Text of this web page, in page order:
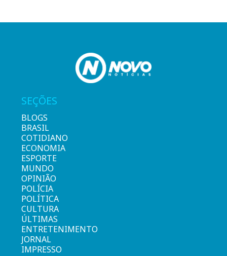
SEÇÕES
BLOGS
BRASIL
COTIDIANO
ECONOMIA
ESPORTE
MUNDO
OPINIÃO
POLÍCIA
POLÍTICA
CULTURA
ÚLTIMAS
ENTRETENIMENTO
JORNAL
IMPRESSO